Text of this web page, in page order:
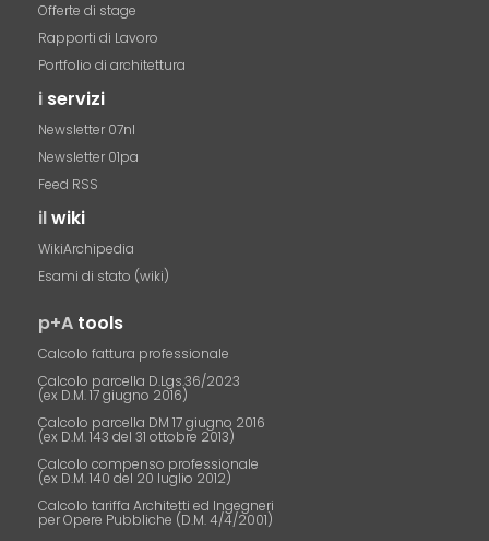
Offerte di stage
Rapporti di Lavoro
Portfolio di architettura
i servizi
Newsletter 07nl
Newsletter 01pa
Feed RSS
ilwiki
WikiArchipedia
Esami di stato (wiki)
p+A tools
Calcolo fattura professionale
Calcolo parcella D.Lgs.36/2023
(ex D.M. 17 giugno 2016)
Calcolo parcella DM 17 giugno 2016
(ex D.M. 143 del 31 ottobre 2013)
Calcolo compenso professionale
(ex D.M. 140 del 20 luglio 2012)
Calcolo tariffa Architetti ed Ingegneri
per Opere Pubbliche (D.M. 4/4/2001)